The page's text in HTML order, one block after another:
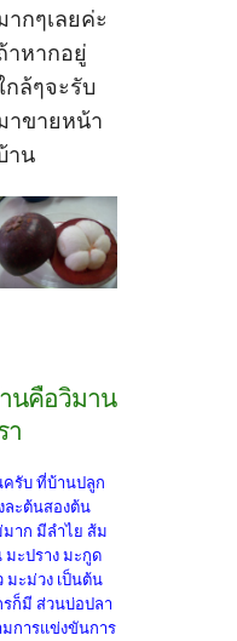
ากๆเลยค่ะ
าหากอยู่
กล้ๆจะรับ
าขายหน้า
าน
านคือวิมาน
า
รับ ที่บ้านปลูก
ละต้นสองต้น
มาก มีลำไย ส้ม
ะปราง มะกูด
มะม่วง เป็นต้น
รก็มี ส่วนบ่อปลา
มการแข่งขันการ